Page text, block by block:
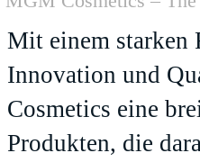
Mit einem starken
Innovation und
Cosmetics eine
Produkten, die